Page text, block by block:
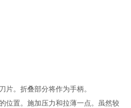
。折叠部分将作为手柄。
置。施加压力和拉薄一点。虽然较